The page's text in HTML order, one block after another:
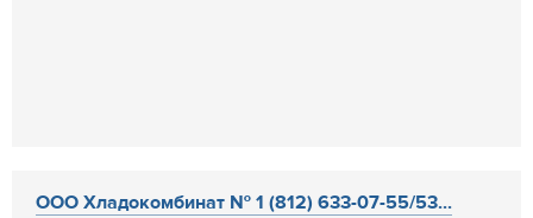
ООО Хладокомбинат № 1 (812) 633-07-55/53...